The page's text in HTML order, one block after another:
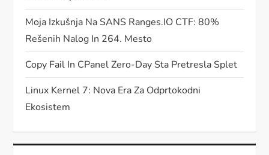
Moja Izkušnja Na SANS Ranges.IO CTF: 80%
Rešenih Nalog In 264. Mesto
Copy Fail In CPanel Zero-Day Sta Pretresla Splet
Linux Kernel 7: Nova Era Za Odprtokodni
Ekosistem